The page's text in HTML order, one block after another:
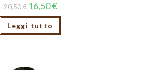
20,50€ 16,50€
Leggi tutto